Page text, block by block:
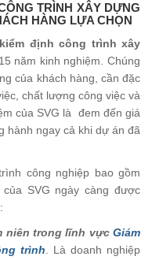
TRÌNH XÂY DỰNG
HÀNG LỰA CHỌN
định công trình xây
năm kinh nghiệm. Chúng
của khách hàng, cần đặc
chất lượng công việc và
của SVG là đem đến giá
hành ngay cả khi dự án đã
công nghiệp bao gồm
SVG ngày càng được
niên trong lĩnh vựcGiám
trình. Là doanh nghiệp